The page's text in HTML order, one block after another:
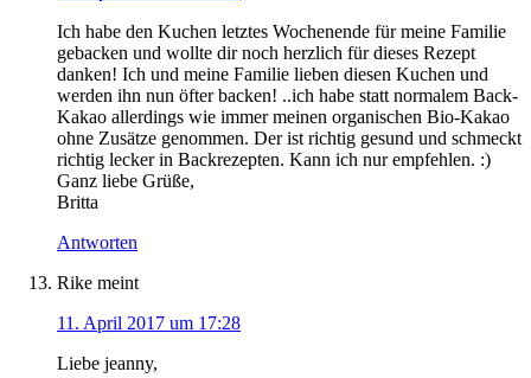
Ich habe den Kuchen letztes Wochenende für meine Familie
gebacken und wollte dir noch herzlich für dieses Rezept
danken! Ich und meine Familie lieben diesen Kuchen und
werden ihn nun öfter backen! ..ich habe statt normalem Back-
Kakao allerdings wie immer meinen organischen Bio-Kakao
ohne Zusätze genommen. Der ist richtig gesund und schmeckt
richtig lecker in Backrezepten. Kann ich nur empfehlen. :)
Ganz liebe Grüße,
Britta
Antworten
Rike meint
11. April 2017 um 17:28
Liebe jeanny,